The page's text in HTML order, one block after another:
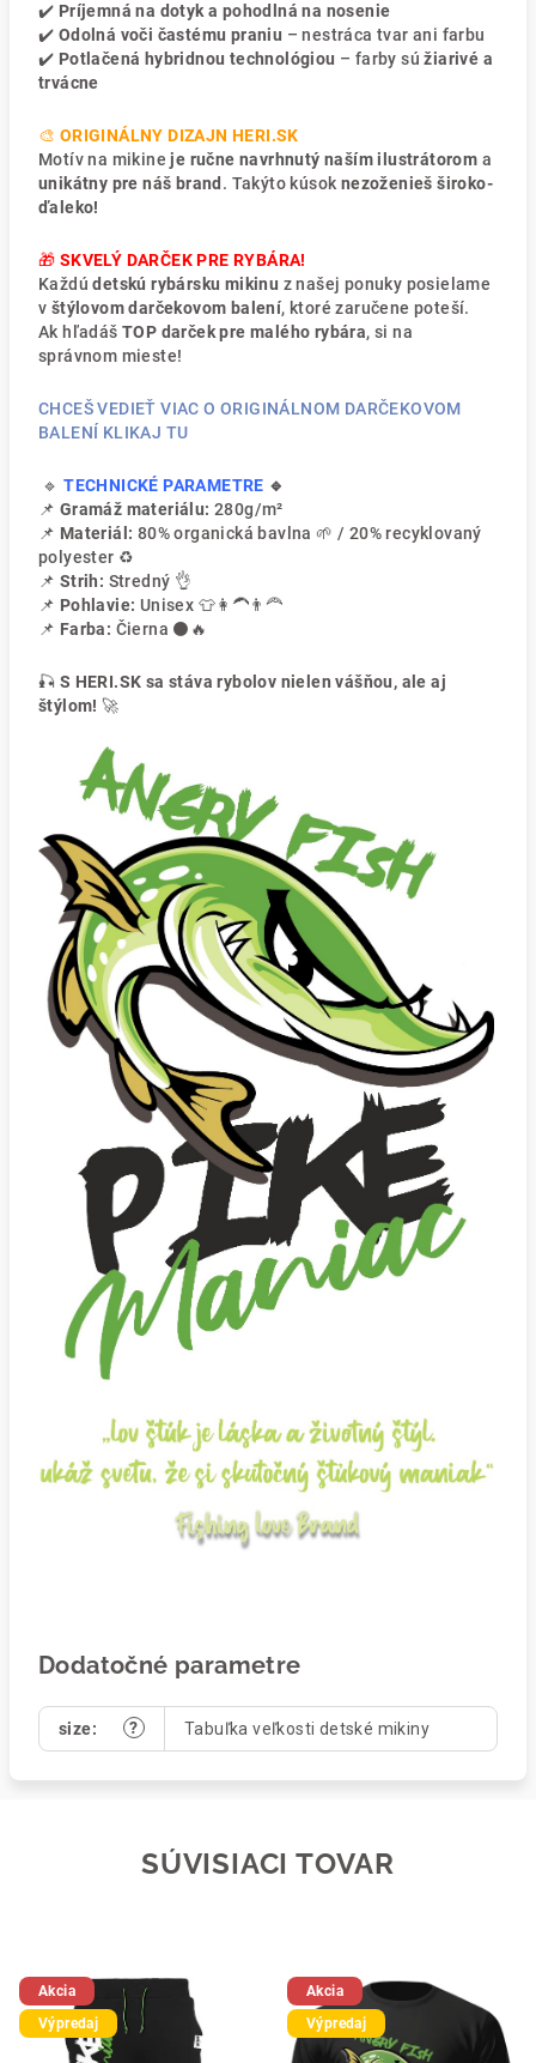
✔️ Príjemná na dotyk a pohodlná na nosenie
✔️ Odolná voči častému praniu – nestráca tvar ani farbu
✔️ Potlačená hybridnou technológiou – farby súžiarivé a
trvácne
🎨 ORIGINÁLNY DIZAJN HERI.SK
Motív na mikineje ručne navrhnutý naším ilustrátorom a
unikátny pre náš brand . Takýto kúsok nezoženieš široko-
ďaleko!
🎁 SKVELÝ DARČEK PRE RYBÁRA!
Každúdetskú rybársku mikinu z našej ponuky posielame
v štýlovom darčekovom balení, ktoré zaručene poteší.
Ak hľadáš TOP darček pre malého rybára, si na
správnom mieste!
CHCEŠ VEDIEŤ VIAC O ORIGINÁLNOM DARČEKOVOM
BALENÍ KLIKAJ TU
🔹TECHNICKÉ PARAMETRE 🔹
📌 Gramáž materiálu: 280g/m²
📌 Materiál: 80% organická bavlna 🌱 / 20% recyklovaný
polyester ♻️
📌 Strih: Stredný 👌
📌 Pohlavie: Unisex 👕👩‍🦱👨‍🦰
📌 Farba: Čierna ⚫🔥
🎣 S HERI.SK sa stáva rybolov nielen vášňou, ale aj
štýlom! 🚀
Dodatočné parametre
?
size: Tabuľka veľkosti detské mikiny
SÚVISIACI TOVAR
Akcia
Výpredaj
Akcia
Výpredaj